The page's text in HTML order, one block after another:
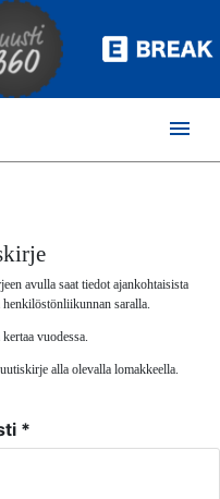
menu
avulla saat tiedot ajankohtaisista
saralla.
vuodessa.
alla olevalla lomakkeella.
*